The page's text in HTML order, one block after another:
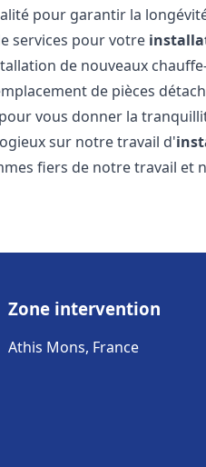
pour garantir la
services pour votre
de nouveaux
de pièces
vous donner la
sur notre travail d'
fiers de notre travail et
Zone intervention
Athis Mons, France